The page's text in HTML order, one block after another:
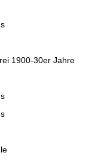
1900-30er Jahre